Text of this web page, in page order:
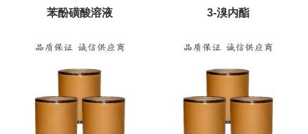
苯酚磺酸溶液 3-溴内酯